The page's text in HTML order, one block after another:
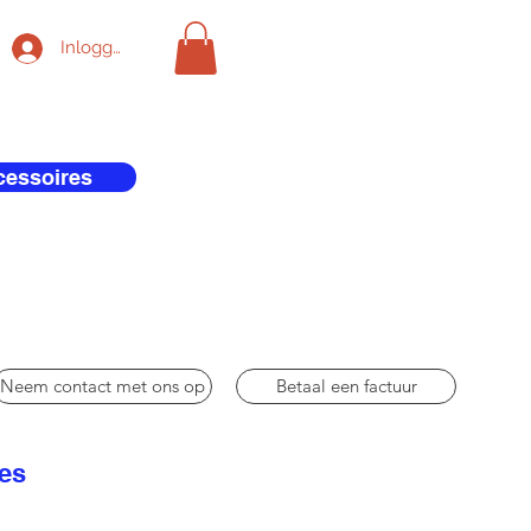
Inloggen
Neem contact met ons op Betaal een factuur